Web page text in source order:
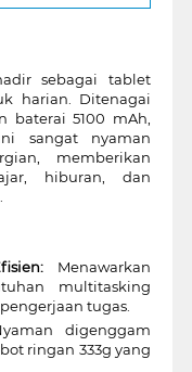
sebagai tablet
harian. Ditenagai
baterai 5100 mAh,
sangat nyaman
memberikan
hiburan, dan
Menawarkan
multitasking
tugas.
digenggam
ringan 333g yang